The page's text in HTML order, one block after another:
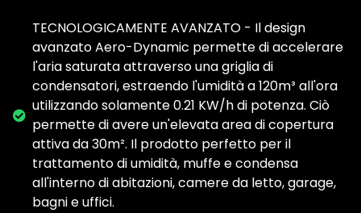
TECNOLOGICAMENTE AVANZATO - Il design
avanzato Aero-Dynamic permette di accelerare
l'aria saturata attraverso una griglia di
condensatori, estraendo l'umidità a 120m³ all'ora
utilizzando solamente 0.21 KW/h di potenza. Ciò
permette di avere un'elevata area di copertura
attiva da 30m². Il prodotto perfetto per il
trattamento di umidità, muffe e condensa
all'interno di abitazioni, camere da letto, garage,
bagni e uffici.